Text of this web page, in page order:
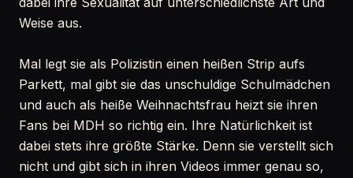
Weise aus.
Mal legt sie als Polizistin einen heißen Strip aufs
Parkett, mal gibt sie das unschuldige Schulmädchen
und auch als heiße Weihnachtsfrau heizt sie ihren
Fans bei MDH so richtig ein. Ihre Natürlichkeit ist
dabei stets ihre größte Stärke. Denn sie verstellt sich
nicht und gibt sich in ihren Videos immer genau so,